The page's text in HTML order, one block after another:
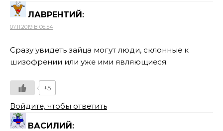
ЛАВРЕНТИЙ:
07.11.2019 В 06:54
Сразу увидеть зайца могут люди, склонные к
шизофрении или уже ими являющиеся.
+5
Войдите, чтобы ответить
ВАСИЛИЙ: